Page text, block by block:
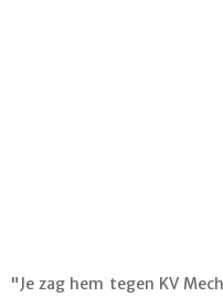
"Je zag hem tegen KV